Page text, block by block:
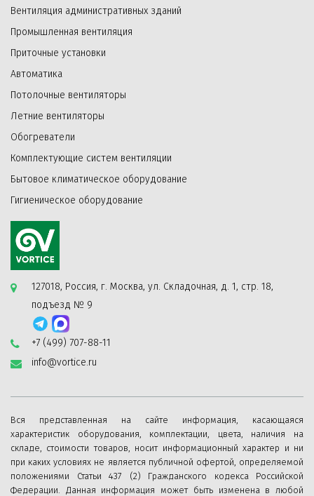
Вентиляция административных зданий
Промышленная вентиляция
Приточные установки
Автоматика
Потолочные вентиляторы
Летние вентиляторы
Обогреватели
Комплектующие систем вентиляции
Бытовое климатическое оборудование
Гигиеническое оборудование
127018, Россия, г. Москва, ул. Складочная, д. 1, стр. 18,
подъезд № 9
+7 (499) 707-88-11
info@vortice.ru
Вся представленная на сайте информация, касающаяся
характеристик оборудования, комплектации, цвета, наличия на
складе, стоимости товаров, носит информационный характер и ни
при каких условиях не является публичной офертой, определяемой
положениями Статьи 437 (2) Гражданского кодекса Российской
Федерации. Данная информация может быть изменена в любой